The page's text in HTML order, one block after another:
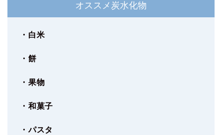
オススメ炭水化物
・白米
・餅
・果物
・和菓子
・パスタ